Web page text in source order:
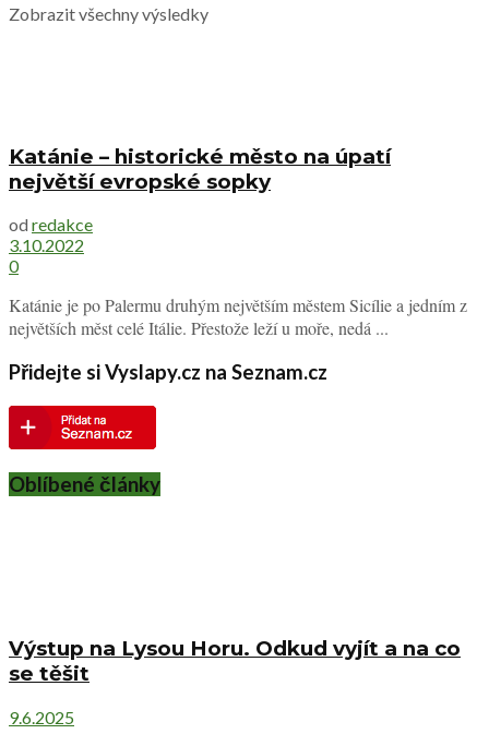
Zobrazit všechny výsledky
Katánie – historické město na úpatí
největší evropské sopky
od redakce
3.10.2022
0
Katánie je po Palermu druhým největším městem Sicílie a jedním z
největších měst celé Itálie. Přestože leží u moře, nedá ...
Přidejte si Vyslapy.cz na Seznam.cz
Oblíbené články
Výstup na Lysou Horu. Odkud vyjít a na co
se těšit
9.6.2025